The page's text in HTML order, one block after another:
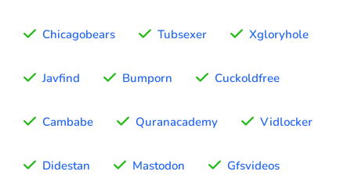
Chicagobears Tubsexer Xgloryhole
Javfind Bumporn Cuckoldfree
Cambabe Quranacademy Vidlocker
Didestan Mastodon Gfsvideos